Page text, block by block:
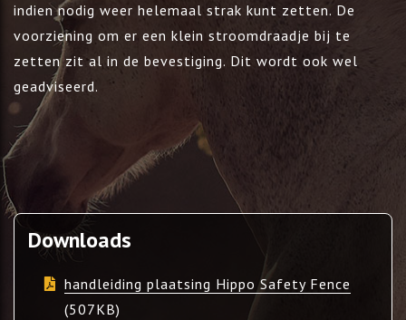
indien nodig weer helemaal strak kunt zetten. De
voorziening om er een klein stroomdraadje bij te
zetten zit al in de bevestiging. Dit wordt ook wel
geadviseerd.
Downloads
handleiding plaatsing Hippo Safety Fence
(507KB)